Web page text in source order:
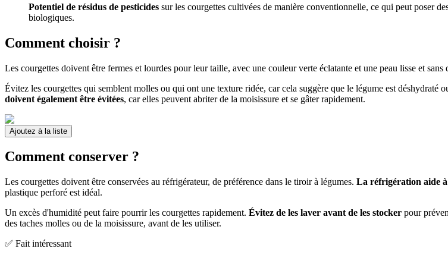
Potentiel de résidus de pesticides sur les courgettes cultivées de manière conventionnelle, ce qui peut poser
biologiques.
Comment choisir ?
Les courgettes doivent être fermes et lourdes pour leur taille, avec une couleur verte éclatante et une peau lisse et sans
Évitez les courgettes qui semblent molles ou qui ont une texture ridée, car cela suggère que le légume est déshydraté
doivent également être évitées, car elles peuvent abriter de la moisissure et se gâter rapidement.
Ajoutez à la liste
Comment conserver ?
Les courgettes doivent être conservées au réfrigérateur, de préférence dans le tiroir à légumes. La réfrigération aide
plastique perforé est idéal.
Un excès d'humidité peut faire pourrir les courgettes rapidement. Évitez de les laver avant de les stocker pour
des taches molles ou de la moisissure, avant de les utiliser.
✅ Fait intéressant